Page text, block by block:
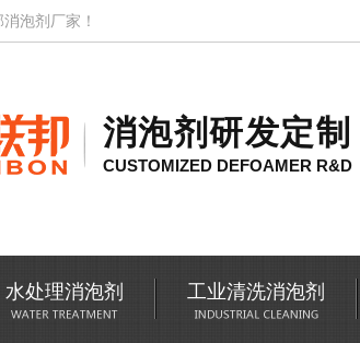
泡剂厂家！
消泡剂研发定制
CUSTOMIZED DEFOAMER R&D
水处理消泡剂 工业清洗消泡剂